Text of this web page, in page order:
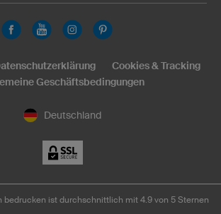
Deutschland
Cookies & Tracking
Geschäftsbedingungen
bedrucken ist durchschnittlich mit 4.9 von 5 Sternen